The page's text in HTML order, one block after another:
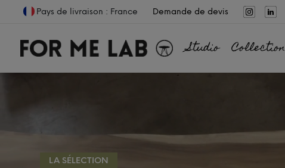
Pays de livraison : France Demande de devis
Studio Collection
LA SÉLECTION